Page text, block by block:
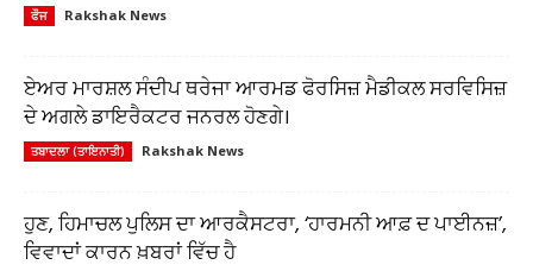
ਫੌਜ Rakshak News
ਏਅਰ ਮਾਰਸ਼ਲ ਸੰਦੀਪ ਥਰੇਜਾ ਆਰਮਡ ਫੋਰਸਿਜ਼ ਮੈਡੀਕਲ ਸਰਵਿਸਿਜ਼
ਦੇ ਅਗਲੇ ਡਾਇਰੈਕਟਰ ਜਨਰਲ ਹੋਣਗੇ।
ਤਬਾਦਲਾ (ਤਾਇਨਾਤੀ) Rakshak News
ਹੁਣ, ਹਿਮਾਚਲ ਪੁਲਿਸ ਦਾ ਆਰਕੈਸਟਰਾ, ‘ਹਾਰਮਨੀ ਆਫ਼ ਦ ਪਾਈਨਜ਼’,
ਵਿਵਾਦਾਂ ਕਾਰਨ ਖ਼ਬਰਾਂ ਵਿੱਚ ਹੈ